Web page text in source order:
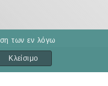
των εν λόγω
Κλείσιμο